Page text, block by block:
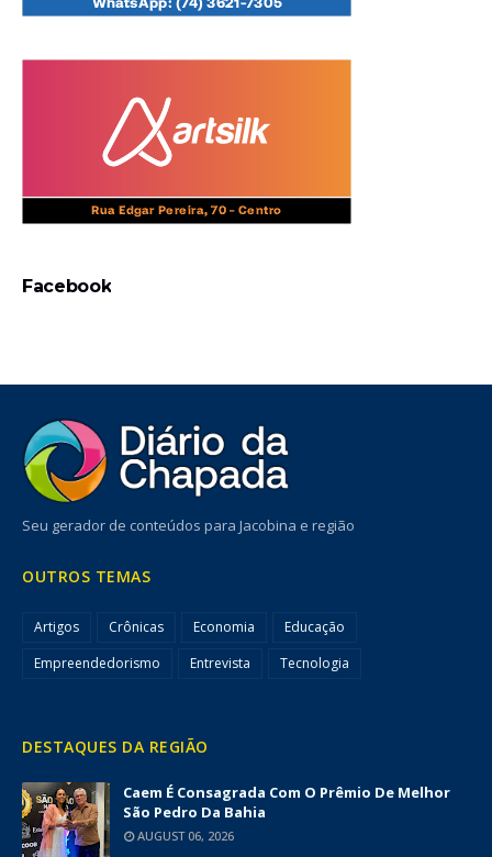
Facebook
Seu gerador de conteúdos para Jacobina e região
OUTROS TEMAS
Artigos Crônicas Economia
Educação
Empreendedorismo
Entrevista Tecnologia
DESTAQUES DA REGIÃO
Caem É Consagrada Com O Prêmio De Melhor
São Pedro Da Bahia
AUGUST 06, 2026